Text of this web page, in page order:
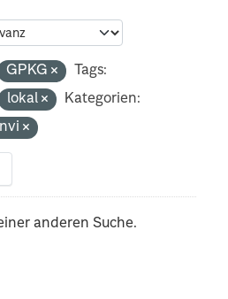
GPKG
Tags:
lokal
Kategorien:
anderen Suche.